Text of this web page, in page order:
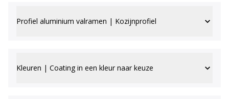
Profiel aluminium valramen | Kozijnprofiel
Kleuren | Coating in een kleur naar keuze